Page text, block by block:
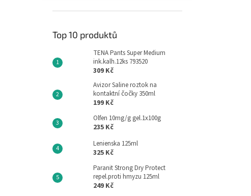
Top 10 produktů
TENA Pants Super Medium
ink.kalh.12ks 793520
309 Kč
Avizor Saline roztok na
kontaktní čočky 350ml
199 Kč
Olfen 10mg/g gel.1x100g
235 Kč
Lenienska 125ml
325 Kč
Paranit Strong Dry Protect
repel.proti hmyzu 125ml
249 Kč